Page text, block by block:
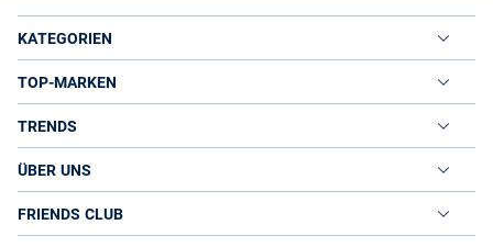
KATEGORIEN
TOP-MARKEN
TRENDS
ÜBER UNS
FRIENDS CLUB